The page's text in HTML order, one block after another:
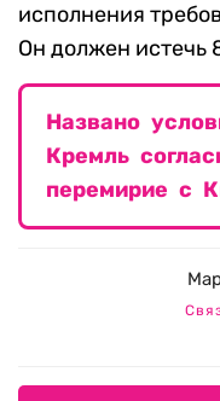
исполнения
Он должен истечь
Названо
Кремль
перемирие с